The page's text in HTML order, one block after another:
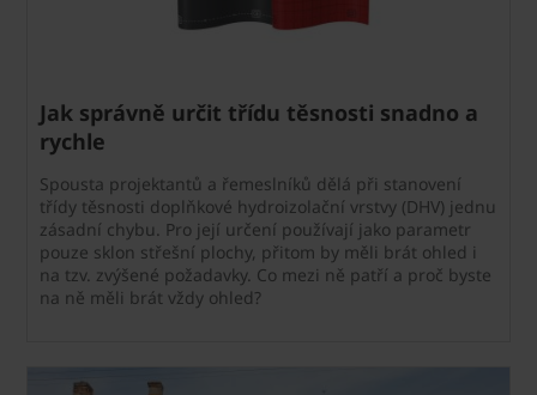
Jak správně určit třídu těsnosti snadno a
rychle
Spousta projektantů a řemeslníků dělá při stanovení
třídy těsnosti doplňkové hydroizolační vrstvy (DHV) jednu
zásadní chybu. Pro její určení používají jako parametr
pouze sklon střešní plochy, přitom by měli brát ohled i
na tzv. zvýšené požadavky. Co mezi ně patří a proč byste
na ně měli brát vždy ohled?